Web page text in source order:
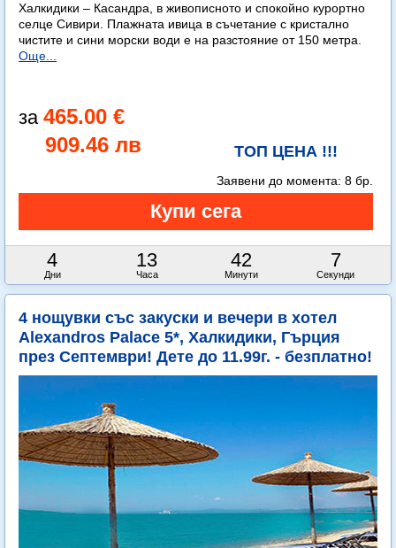
Халкидики – Касандра, в живописното и спокойно курортно
селце Сивири. Плажната ивица в съчетание с кристално
чистите и сини морски води е на разстояние от 150 метра.
Още...
465.00 €
909.46 лв
ТОП ЦЕНА !!!
4
Дни
13
Часа
42
Минути
5
Секунди
Заявени до момента: 8 бр.
4 нощувки със закуски и вечери в хотел
Alexandros Palace 5*, Халкидики, Гърция
през Септември! Дете до 11.99г. - безплатно!